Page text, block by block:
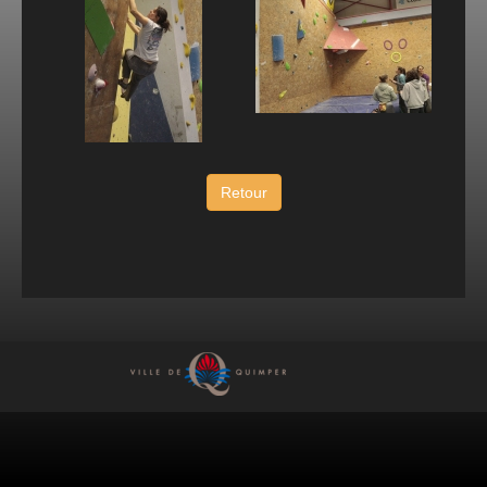
Retour